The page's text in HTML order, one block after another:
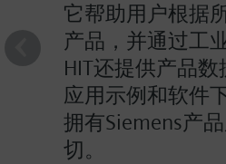
它帮助用户根据
产品，并通过工
HIT还提供产品数
应用示例和软件
拥有Siemens产
切。